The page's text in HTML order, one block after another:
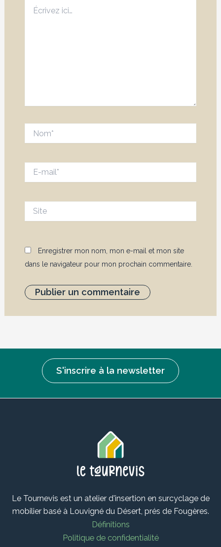
ici…
mail*
Enregistrer mon nom, mon e-mail et mon site
dans le navigateur pour mon prochain commentaire.
S'inscrire à la newsletter
Le Tournevis est un atelier d'insertion en surcyclage de
mobilier basé à Louvigné du Désert, prés de Fougères.
Définitions
Politique de confidentialité